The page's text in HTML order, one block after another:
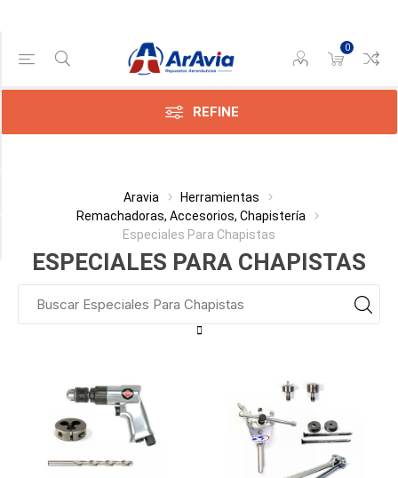
0
REFINE
Aravia
Herramientas
Remachadoras, Accesorios, Chapistería
Especiales Para Chapistas
ESPECIALES PARA CHAPISTAS
Gama de precios
Min:$